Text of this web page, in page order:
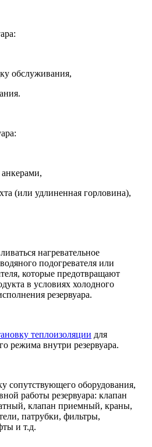
обслуживания,
(или удлиненная горловина),
нагревательное
подогревателя или
которые предотвращают
в условиях холодного
резервуара.
теплоизоляции для
режима внутри резервуара.
сопутствующего оборудования,
работы резервуара: клапан
клапан приемный, краны,
патрубки, фильтры,
и т.д.